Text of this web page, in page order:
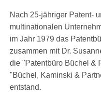
Nach 25-jähriger Patent-
multinationalen
im Jahr 1979 das
zusammen mit Dr.
die "Patentbüro Büchel &
"Büchel, Kaminski &
entstand.